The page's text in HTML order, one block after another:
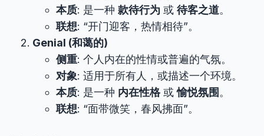
本质: 是一种 款待行为 或 待客之道。
联想: “开门迎客，热情相待”。
Genial (和蔼的)
侧重: 个人内在的性情或普遍的气氛。
对象: 适用于所有人，或描述一个环境。
本质: 是一种 内在性格或愉悦氛围 。
联想: “面带微笑，春风拂面”。